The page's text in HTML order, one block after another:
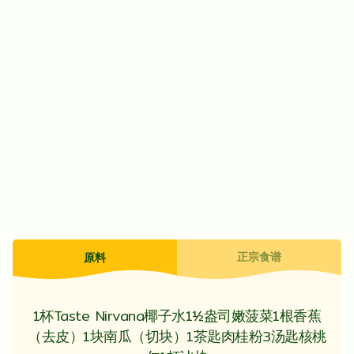
原料 正宗食谱
1杯Taste Nirvana椰子水1½盎司嫩菠菜1根香蕉
（去皮）1块南瓜（切块）1茶匙肉桂粉3汤匙核桃